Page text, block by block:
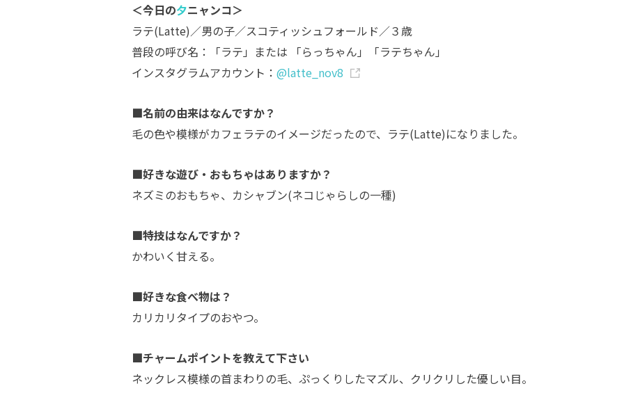
＜今日の夕ニャンコ＞
ラテ(Latte)／男の子／スコティッシュフォールド／３歳
普段の呼び名：「ラテ」または 「らっちゃん」「ラテちゃん」
インスタグラムアカウント： @latte_nov8
■名前の由来はなんですか？
毛の色や模様がカフェラテのイメージだったので、ラテ(Latte)になりました。
■好きな遊び・おもちゃはありますか？
ネズミのおもちゃ、カシャブン(ネコじゃらしの一種)
■特技はなんですか？
かわいく甘える。
■好きな食べ物は？
カリカリタイプのおやつ。
■チャームポイントを教えて下さい
ネックレス模様の首まわりの毛、ぷっくりしたマズル、クリクリした優しい目。